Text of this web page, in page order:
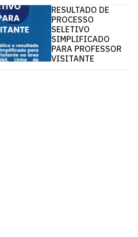
RESULTADO DE
PROCESSO
SELETIVO
SIMPLIFICADO
PARA PROFESSOR
VISITANTE